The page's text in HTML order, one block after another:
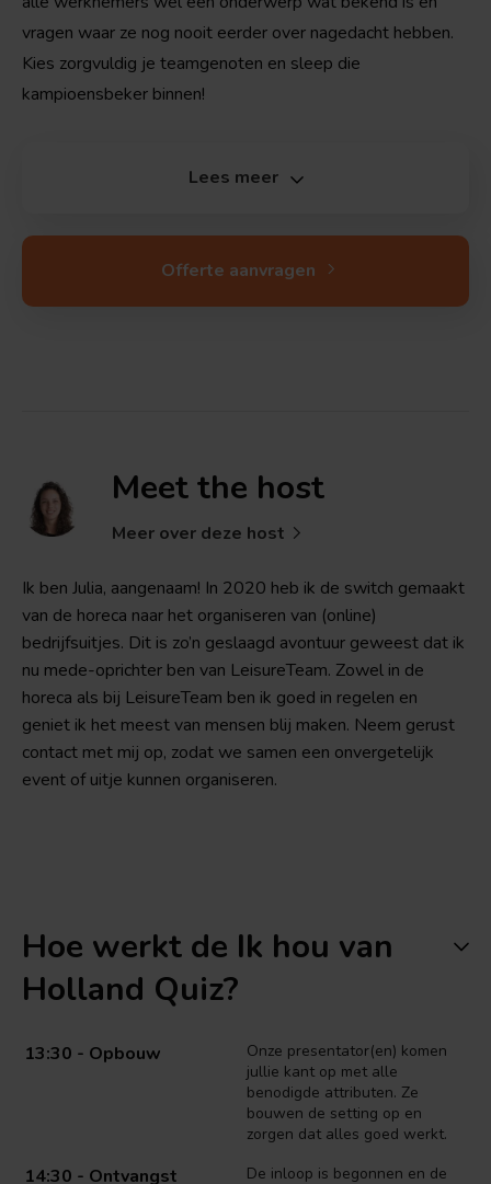
vragen waar ze nog nooit eerder over nagedacht hebben.
Kies zorgvuldig je teamgenoten en sleep die
kampioensbeker binnen!
Lees meer
Offerte aanvragen
Meet the host
Meer over deze host
Ik ben Julia, aangenaam! In 2020 heb ik de switch gemaakt
van de horeca naar het organiseren van (online)
bedrijfsuitjes. Dit is zo’n geslaagd avontuur geweest dat ik
nu mede-oprichter ben van LeisureTeam. Zowel in de
horeca als bij LeisureTeam ben ik goed in regelen en
geniet ik het meest van mensen blij maken. Neem gerust
contact met mij op, zodat we samen een onvergetelijk
event of uitje kunnen organiseren.
Hoe werkt de Ik hou van
Holland Quiz?
13:30 - Opbouw
Onze presentator(en) komen
jullie kant op met alle
benodigde attributen. Ze
bouwen de setting op en
zorgen dat alles goed werkt.
14:30 - Ontvangst
De inloop is begonnen en de